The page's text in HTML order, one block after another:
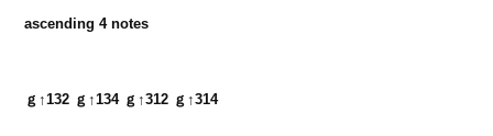
ascending 4 notes
ｇ↑132 ｇ↑134 ｇ↑312 ｇ↑314